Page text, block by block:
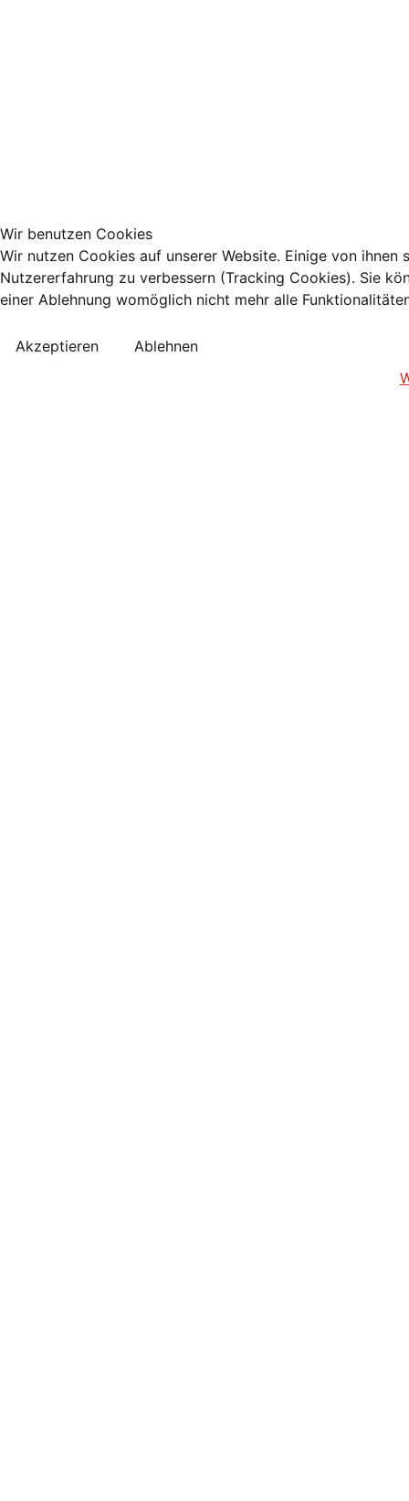
Wir benutzen Cookies
Wir nutzen Cookies auf unserer Website. Einige von
Nutzererfahrung zu verbessern (Tracking Cookies). Sie
einer Ablehnung womöglich nicht mehr alle
Akzeptieren
Ablehnen